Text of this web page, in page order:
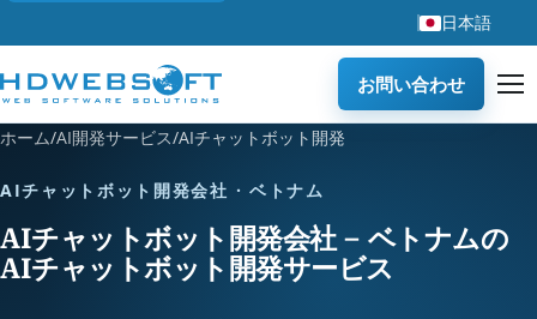
日本語
お問い合わせ
ホーム/AI開発サービス/AIチャットボット開発
AIチャットボット開発会社 · ベトナム
AIチャットボット開発会社 – ベトナムの
AIチャットボット開発サービス